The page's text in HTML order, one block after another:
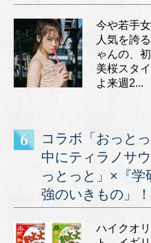
今や若手
人気を誇
ゃんの、
美桜スタ
よ来週2...
コラボ「おっと
中にティラノサ
っとっと」×『学
強のいきもの」！
ハイクオ